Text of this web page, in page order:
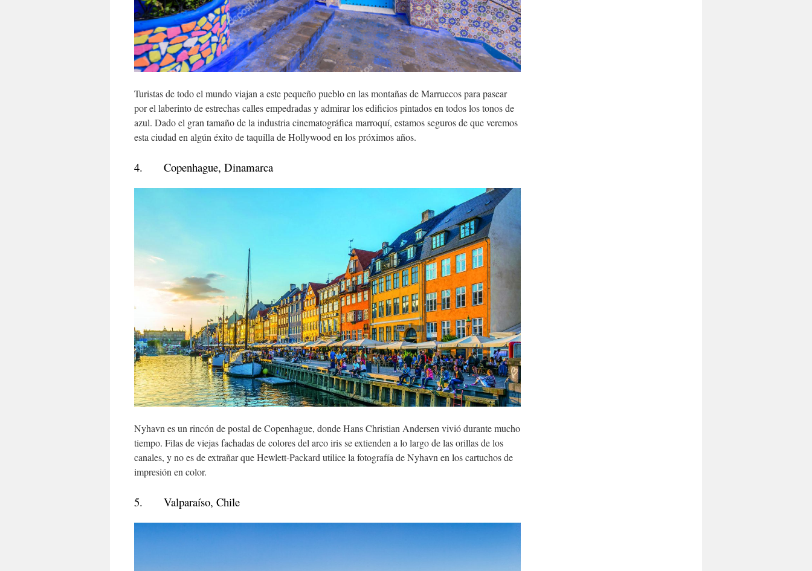
Turistas de todo el mundo viajan a este pequeño pueblo en las montañas de Marruecos para pasear
por el laberinto de estrechas calles empedradas y admirar los edificios pintados en todos los tonos de
azul. Dado el gran tamaño de la industria cinematográfica marroquí, estamos seguros de que veremos
esta ciudad en algún éxito de taquilla de Hollywood en los próximos años.
4. Copenhague, Dinamarca
Nyhavn es un rincón de postal de Copenhague, donde Hans Christian Andersen vivió durante mucho
tiempo. Filas de viejas fachadas de colores del arco iris se extienden a lo largo de las orillas de los
canales, y no es de extrañar que Hewlett-Packard utilice la fotografía de Nyhavn en los cartuchos de
impresión en color.
5. Valparaíso, Chile